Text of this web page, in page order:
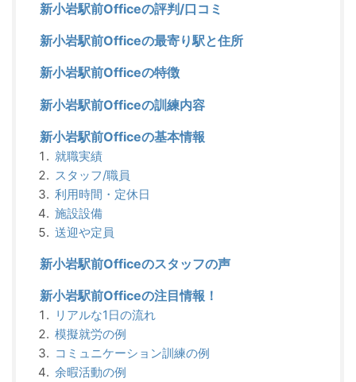
新小岩駅前Officeの評判/口コミ
新小岩駅前Officeの最寄り駅と住所
新小岩駅前Officeの特徴
新小岩駅前Officeの訓練内容
新小岩駅前Officeの基本情報
就職実績
スタッフ/職員
利用時間・定休日
施設設備
送迎や定員
新小岩駅前Officeのスタッフの声
新小岩駅前Officeの注目情報！
リアルな1日の流れ
模擬就労の例
コミュニケーション訓練の例
余暇活動の例